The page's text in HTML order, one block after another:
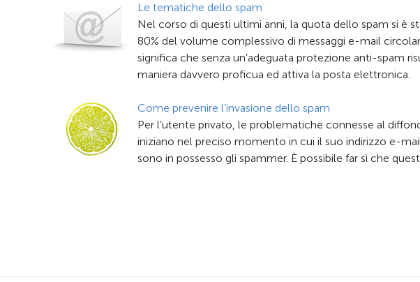
Le tematiche dello spam
Nel corso di questi ultimi anni, la quota dello spam si è
80% del volume complessivo di messaggi e-mail
significa che senza un’adeguata protezione anti-spam
maniera davvero proficua ed attiva la posta elettronica.
Come prevenire l’invasione dello spam
Per l’utente privato, le problematiche connesse al
iniziano nel preciso momento in cui il suo indirizzo e-
sono in possesso gli spammer. È possibile far sì che